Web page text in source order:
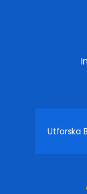
Utforska